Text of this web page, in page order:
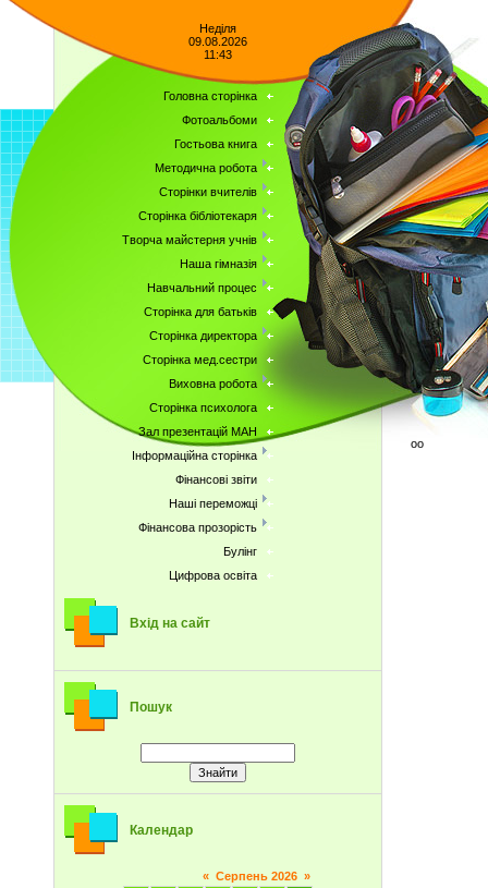
Неділя
09.08.2026
11:43
Головна сторінка
Фотоальбоми
Гостьова книга
Методична робота
Сторінки вчителів
Сторінка бібліотекаря
Творча майстерня учнів
Наша гімназія
Навчальний процес
Сторінка для батьків
Сторінка директора
Сторінка мед.сестри
Виховна робота
Сторінка психолога
Зал презентацій МАН
Інформаційна сторінка
Фінансові звіти
Наші переможці
Фінансова прозорість
Булінг
Цифрова освіта
Вхід на сайт
Пошук
Календар
« Серпень 2026 »
оо